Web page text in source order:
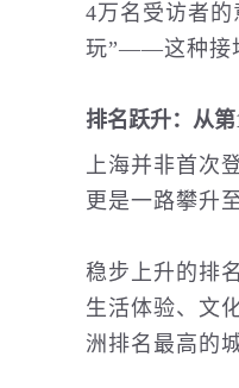
4万名受访者
玩”——这种接
排名跃升：从
上海并非首次
更是一路攀升
稳步上升的排
生活体验、文
洲排名最高的